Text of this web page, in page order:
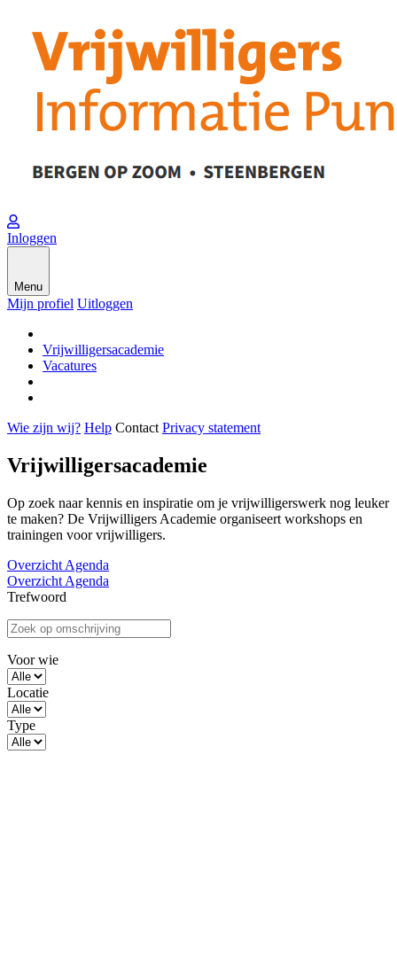
Inloggen
Menu
Mijn profiel Uitloggen
Vrijwilligersacademie
Vacatures
Wie zijn wij? Help Contact Privacy statement
Vrijwilligersacademie
Op zoek naar kennis en inspiratie om je vrijwilligerswerk nog leuker
te maken? De Vrijwilligers Academie organiseert workshops en
trainingen voor vrijwilligers.
Overzicht Agenda
Overzicht Agenda
Filters
Trefwoord
Voor wie
Locatie
Type